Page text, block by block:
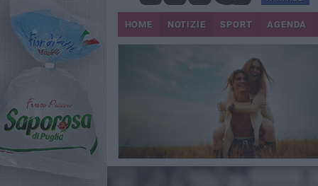
HOME NOTIZIE SPORT AGENDA